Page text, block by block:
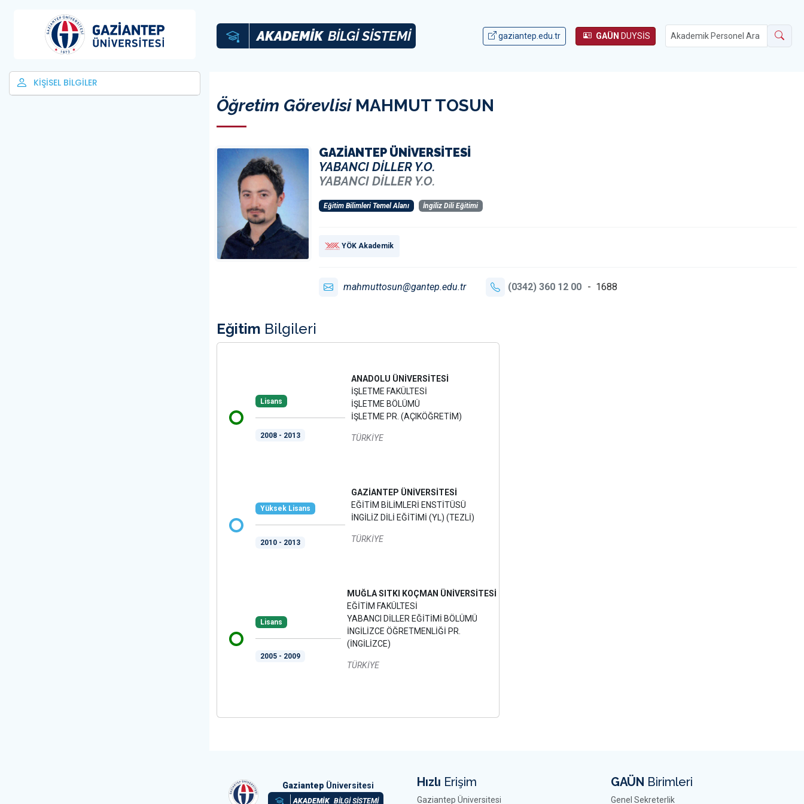
KİŞİSEL BİLGİLER
AKADEMİK BİLGİ SİSTEMİ gaziantep.edu.tr GAÜN DUYSİS
Öğretim GörevlisiMAHMUT TOSUN
GAZİANTEP ÜNİVERSİTESİ
YABANCI DİLLER Y.O.
YABANCI DİLLER Y.O.
Eğitim Bilimleri Temel Alanı İngiliz Dili Eğitimi
YÖK Akademik
mahmuttosun@gantep.edu.tr (0342) 360 12 00 - 1688
Eğitim Bilgileri
Lisans
2008 - 2013
ANADOLU ÜNİVERSİTESİ
İŞLETME FAKÜLTESİ
İŞLETME BÖLÜMÜ
İŞLETME PR. (AÇIKÖĞRETİM)
TÜRKİYE
Yüksek Lisans
2010 - 2013
GAZİANTEP ÜNİVERSİTESİ
EĞİTİM BİLİMLERİ ENSTİTÜSÜ
İNGİLİZ DİLİ EĞİTİMİ (YL) (TEZLİ)
TÜRKİYE
Lisans
2005 - 2009
MUĞLA SITKI KOÇMAN ÜNİVERSİTESİ
EĞİTİM FAKÜLTESİ
YABANCI DİLLER EĞİTİMİ BÖLÜMÜ
İNGİLİZCE ÖĞRETMENLİĞİ PR.
(İNGİLİZCE)
TÜRKİYE
Gaziantep Üniversitesi
AKADEMİK BİLGİ SİSTEMİ
Hızlı Erişim
Gaziantep Üniversitesi
GAÜN Birimleri
Genel Sekreterlik